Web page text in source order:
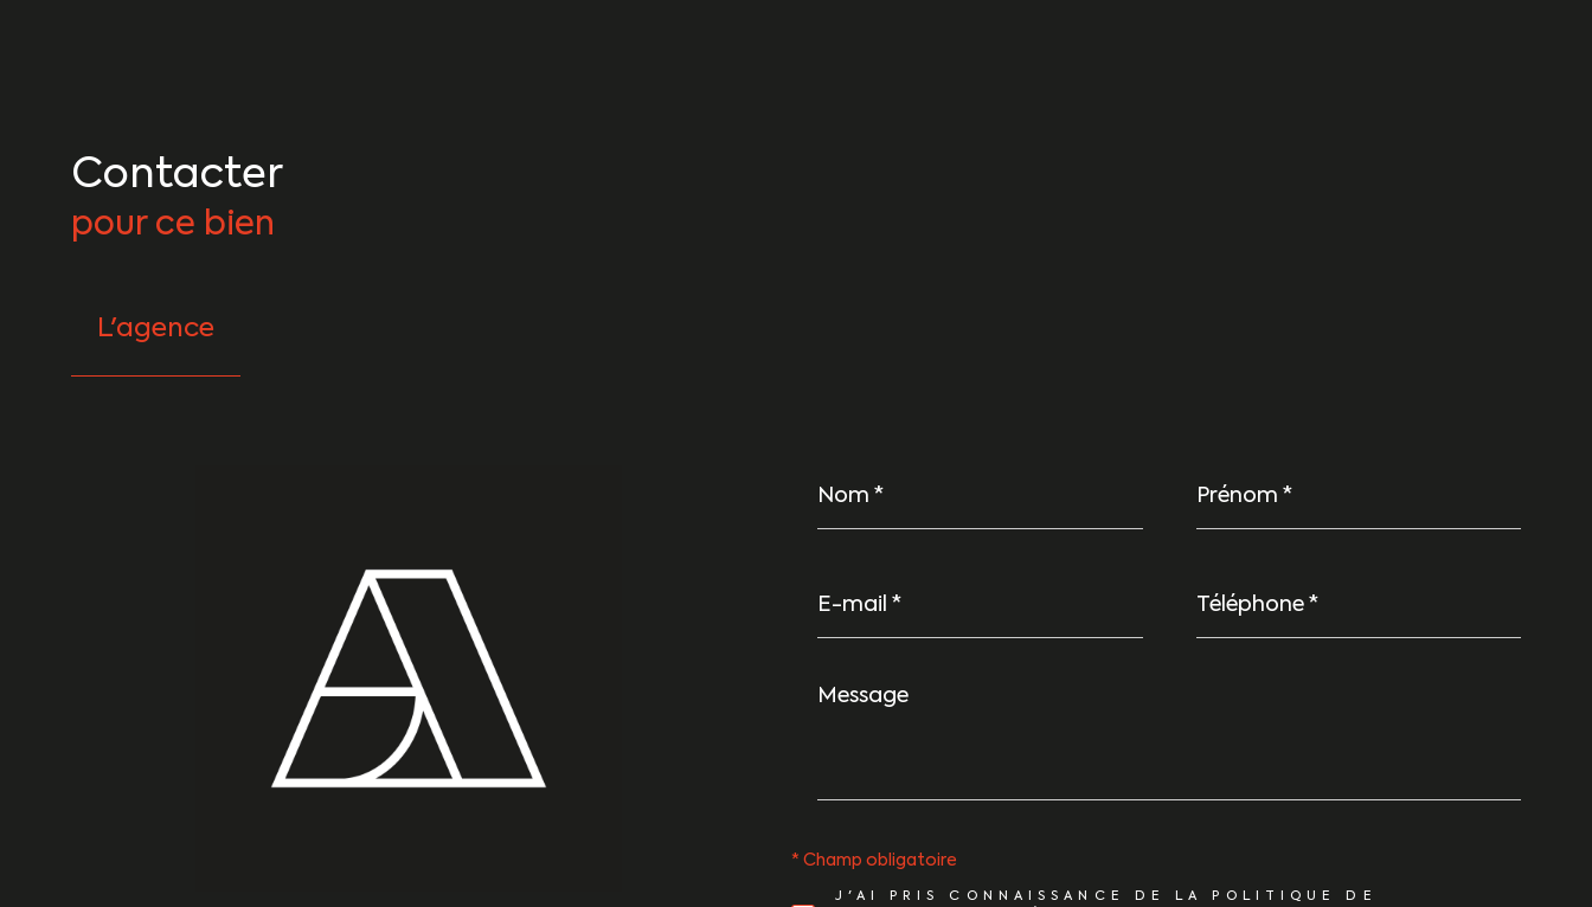
Contacter
pour ce bien
L'agence
*
*
mail
*
Message
*
J'AI PRIS CONNAISSANCE DE LA POLITIQUE DE
* Champ obligatoire